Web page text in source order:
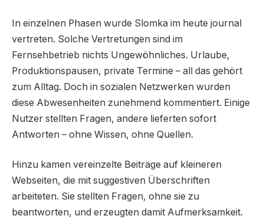
In einzelnen Phasen wurde Slomka im heute journal
vertreten. Solche Vertretungen sind im
Fernsehbetrieb nichts Ungewöhnliches. Urlaube,
Produktionspausen, private Termine – all das gehört
zum Alltag. Doch in sozialen Netzwerken wurden
diese Abwesenheiten zunehmend kommentiert. Einige
Nutzer stellten Fragen, andere lieferten sofort
Antworten – ohne Wissen, ohne Quellen.
Hinzu kamen vereinzelte Beiträge auf kleineren
Webseiten, die mit suggestiven Überschriften
arbeiteten. Sie stellten Fragen, ohne sie zu
beantworten, und erzeugten damit Aufmerksamkeit.